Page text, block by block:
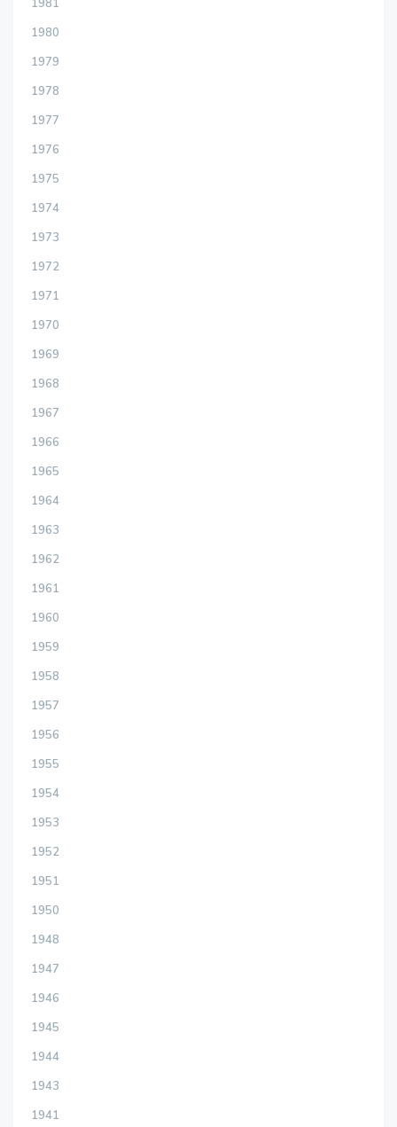
1980
1979
1978
1977
1976
1975
1974
1973
1972
1971
1970
1969
1968
1967
1966
1965
1964
1963
1962
1961
1960
1959
1958
1957
1956
1955
1954
1953
1952
1951
1950
1948
1947
1946
1945
1944
1943
1941